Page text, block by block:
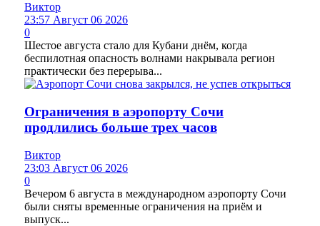
Виктор
23:57 Август 06 2026
0
Шестое августа стало для Кубани днём, когда
беспилотная опасность волнами накрывала регион
практически без перерыва...
Ограничения в аэропорту Сочи
продлились больше трех часов
Виктор
23:03 Август 06 2026
0
Вечером 6 августа в международном аэропорту Сочи
были сняты временные ограничения на приём и
выпуск...